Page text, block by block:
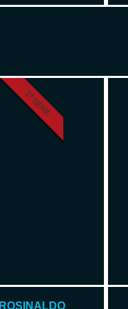
2ª SÉRIE
ROSINALDO